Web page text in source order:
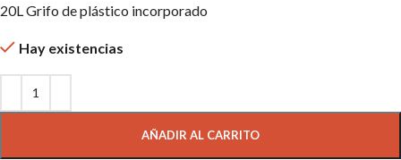
20L Grifo de plástico incorporado
Hay existencias
AÑADIR AL CARRITO